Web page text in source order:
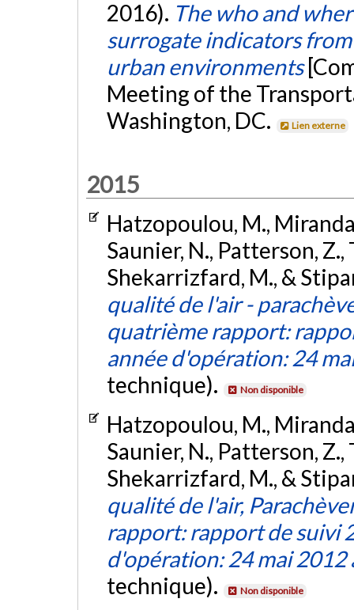
2016). The who and
surrogate indicators
urban environments
Meeting of the
Washington, DC.
Lien externe
2015
Hatzopoulou, M.,
Saunier, N., Patterson, Z.,
Shekarrizfard, M., &
qualité de l'air -
quatrième rapport:
année d'opération: 24
technique).
Non disponible
Hatzopoulou, M.,
Saunier, N., Patterson, Z.,
Shekarrizfard, M., &
qualité de l'air,
rapport: rapport de suivi
d'opération: 24 mai 2012
technique).
Non disponible